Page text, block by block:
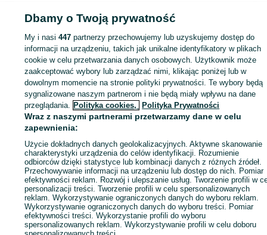
Strona główna Antyki i Kolekcje Stare posrebrzane Sztućce
- Podkarpackie
Sztućce - Przemyśl
KATEGORIA
ID:1069903383 Wyświetlenia:
Wyślij wiadomość Kup
Dbamy o Twoją prywatność
My i nasi447 partnerzy przechowujemy lub uzyskujemy dostęp do
informacji na urządzeniu, takich jak unikalne identyfikatory w plikach
cookie w celu przetwarzania danych osobowych. Użytkownik może
zaakceptować wybory lub zarządzać nimi, klikając poniżej lub w
dowolnym momencie na stronie polityki prywatności. Te wybory będą
sygnalizowane naszym partnerom i nie będą miały wpływu na dane
przeglądania. Polityka cookies, Polityka Prywatności
Wraz z naszymi partnerami przetwarzamy dane w celu
zapewnienia:
Użycie dokładnych danych geolokalizacyjnych. Aktywne skanowanie
charakterystyki urządzenia do celów identyfikacji. Rozumienie
odbiorców dzięki statystyce lub kombinacji danych z różnych źródeł.
Przechowywanie informacji na urządzeniu lub dostęp do nich. Pomiar
efektywności reklam. Rozwój i ulepszanie usług. Tworzenie profili w
personalizacji treści. Tworzenie profili w celu spersonalizowanych
reklam. Wykorzystywanie ograniczonych danych do wyboru reklam.
Wykorzystywanie ograniczonych danych do wyboru treści. Pomiar
efektywności treści. Wykorzystanie profili do wyboru
spersonalizowanych reklam. Wykorzystywanie profili w celu doboru